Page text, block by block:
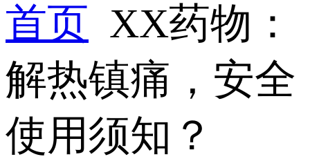
首页 XX药物：
解热镇痛，安全
使用须知？